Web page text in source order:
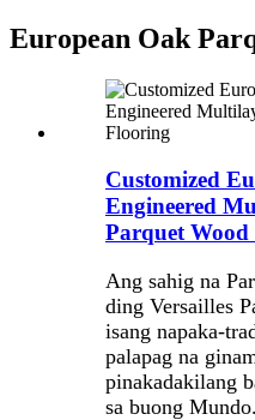
European Oak
Customized
Engineered
Parquet
Ang sahig na
ding Versailles
isang napaka-
palapag na
pinakadakilang
sa buong Mundo.